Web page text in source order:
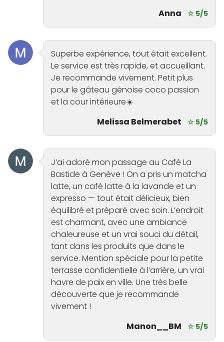
Anna
☆ 5/5
Superbe expérience, tout était excellent.
Le service est très rapide, et accueillant.
Je recommande vivement. Petit plus
pour le gâteau génoise coco passion
et la cour intérieure☀️
Melissa Belmerabet
☆ 5/5
J’ai adoré mon passage au Café La
Bastide à Genève ! On a pris un matcha
latte, un café latte à la lavande et un
expresso — tout était délicieux, bien
équilibré et préparé avec soin. L’endroit
est charmant, avec une ambiance
chaleureuse et un vrai souci du détail,
tant dans les produits que dans le
service. Mention spéciale pour la petite
terrasse confidentielle à l’arrière, un vrai
havre de paix en ville. Une très belle
découverte que je recommande
vivement !
Manon__BM
☆ 5/5